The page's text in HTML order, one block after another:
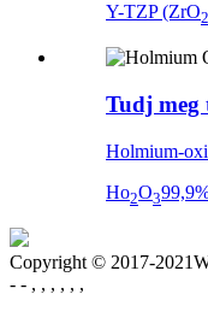
Y-TZP (ZrO2
Tudj meg
Holmium-
Ho2O3
Copyright © 2017-
- - , , , , , ,